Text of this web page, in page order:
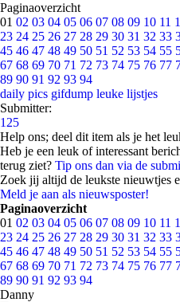
Paginaoverzicht
01 02 03 04 05 06 07 08 09 10 11
23 24 25 26 27 28 29 30 31 32 33
45 46 47 48 49 50 51 52 53 54 55
67 68 69 70 71 72 73 74 75 76 77
89 90 91 92 93 94
daily pics gifdump leuke lijstjes
Submitter:
125
Help ons; deel dit item als je het
Heb je een leuk of interessant
terug ziet? Tip ons dan via de
Zoek jij altijd de leukste nieuwtjes
Meld je aan als nieuwsposter!
Paginaoverzicht
01 02 03 04 05 06 07 08 09 10 11
23 24 25 26 27 28 29 30 31 32 33
45 46 47 48 49 50 51 52 53 54 55
67 68 69 70 71 72 73 74 75 76 77
89 90 91 92 93 94
Danny